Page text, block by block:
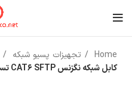
Home تجهیزات پسیو شبکه
کابل شبکه نگزنس CAT6 SFTP تست فلوک